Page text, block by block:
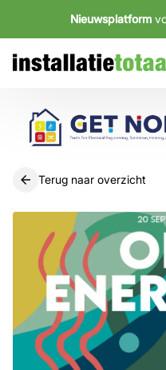
Nieuwsplatform
Terug naar overzicht